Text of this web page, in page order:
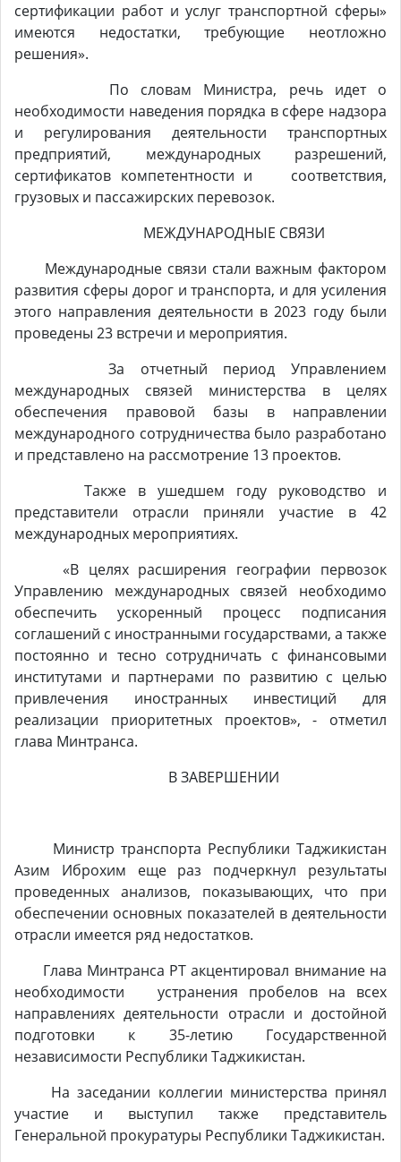
сертификации работ и услуг транспортной сферы»
имеются недостатки, требующие неотложно
решения».
По словам Министра, речь идет о
необходимости наведения порядка в сфере надзора
и регулирования деятельности транспортных
предприятий, международных разрешений,
сертификатов компетентности и соответствия,
грузовых и пассажирских перевозок.
МЕЖДУНАРОДНЫЕ СВЯЗИ
Международные связи стали важным фактором
развития сферы дорог и транспорта, и для усиления
этого направления деятельности в 2023 году были
проведены 23 встречи и мероприятия.
За отчетный период Управлением
международных связей министерства в целях
обеспечения правовой базы в направлении
международного сотрудничества было разработано
и представлено на рассмотрение 13 проектов.
Также в ушедшем году руководство и
представители отрасли приняли участие в 42
международных мероприятиях.
«В целях расширения географии первозок
Управлению международных связей необходимо
обеспечить ускоренный процесс подписания
соглашений с иностранными государствами, а также
постоянно и тесно сотрудничать с финансовыми
институтами и партнерами по развитию с целью
привлечения иностранных инвестиций для
реализации приоритетных проектов», - отметил
глава Минтранса.
В ЗАВЕРШЕНИИ
Министр транспорта Республики Таджикистан
Азим Иброхим еще раз подчеркнул результаты
проведенных анализов, показывающих, что при
обеспечении основных показателей в деятельности
отрасли имеется ряд недостатков.
Глава Минтранса РТ акцентировал внимание на
необходимости устранения пробелов на всех
направлениях деятельности отрасли и достойной
подготовки к 35-летию Государственной
независимости Республики Таджикистан.
На заседании коллегии министерства принял
участие и выступил также представитель
Генеральной прокуратуры Республики Таджикистан.